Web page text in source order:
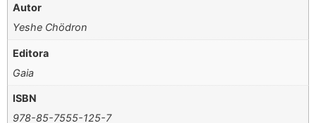
Autor
Yeshe Chödron
Editora
Gaia
ISBN
978-85-7555-125-7